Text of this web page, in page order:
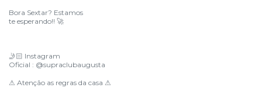
Bora Sextar? Estamos
te esperando!! 🚀
🤳🏻 Instagram
Oficial : @supraclubaugusta
⚠ Atenção as regras da casa ⚠